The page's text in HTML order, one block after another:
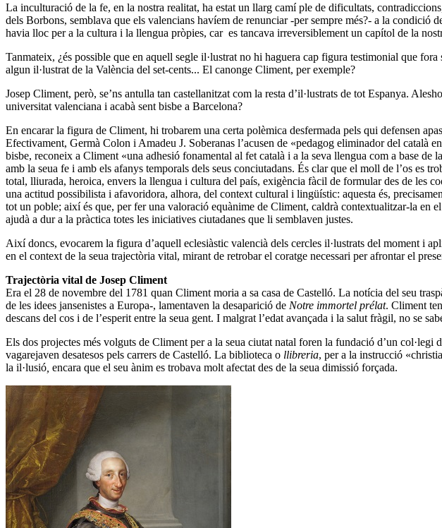
La inculturació de la fe, en la nostra realitat, ha estat un llarg camí ple de dificultats,
dels Borbons, semblava que els valencians havíem de renunciar -per sempre més?- a la
havia lloc per a la cultura i la llengua pròpies, car es tancava irreversiblement un capítol de la
Tanmateix, ¿és possible que en aquell segle il·lustrat no hi haguera cap figura testimonial que
algun il·lustrat de la València del set-cents... El canonge Climent, per exemple?
Josep Climent, però, se’ns antulla tan castellanitzat com la resta d’il·lustrats de tot Espanya.
universitat valenciana i acabà sent bisbe a Barcelona?
En encarar la figura de Climent, hi trobarem una certa polèmica desfermada pels qui defensen
Efectivament, Germà Colon i Amadeu J. Soberanas l’acusen de «pedagog eliminador del català
bisbe, reconeix a Climent «una adhesió fonamental al fet català i a la seva llengua com a base de
amb la seua fe i amb els afanys temporals dels seus conciutadans. És clar que el moll de l’os es
total, lliurada, heroica, envers la llengua i cultura del país, exigència fàcil de formular des de les
una actitud possibilista i afavoridora, alhora, del context cultural i lingüístic: aquesta és,
tot un poble; així és que, per fer una valoració equànime de Climent, caldrà contextualitzar-la en
ajudà a dur a la pràctica totes les iniciatives ciutadanes que li semblaven justes.
Així doncs, evocarem la figura d’aquell eclesiàstic valencià dels cercles il·lustrats del moment i
en el context de la seua trajectòria vital, mirant de retrobar el coratge necessari per afrontar el
Trajectòria vital de Josep Climent
Era el 28 de novembre del 1781 quan Climent moria a sa casa de Castelló. La notícia del seu
de les idees jansenistes a Europa-, lamentaven la desaparició de Notre immortel prélat. Climent
descans del cos i de l’esperit entre la seua gent. I malgrat l’edat avançada i la salut fràgil, no se
Els dos projectes més volguts de Climent per a la seua ciutat natal foren la fundació d’un
vagarejaven desatesos pels carrers de Castelló. La biblioteca o llibreria, per a la instrucció
la il·lusió encara que el seu ànim es trobava molt afectat des de la seua dimissió forçada.